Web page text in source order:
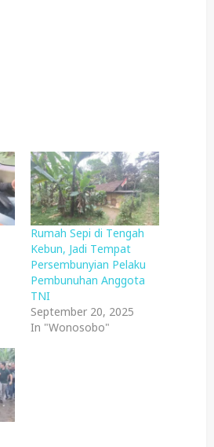
Rumah Sepi di Tengah
Kebun, Jadi Tempat
Persembunyian Pelaku
Pembunuhan Anggota
TNI
September 20, 2025
In "Wonosobo"